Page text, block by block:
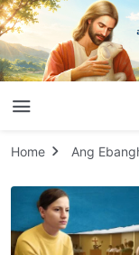
Home Ang